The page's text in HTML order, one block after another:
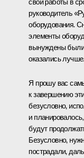
свои работы в
руководитель
оборудования.
элементы
вынуждены были
оказались лучше.
Я прошу вас
к завершению
безусловно,
и
будут
Безусловно,
пострадали,